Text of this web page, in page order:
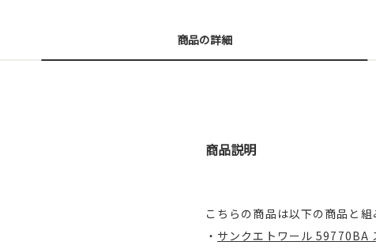
商品の詳細
商品説明
こちらの商品は以下の商品と組
・ サンクエトワール